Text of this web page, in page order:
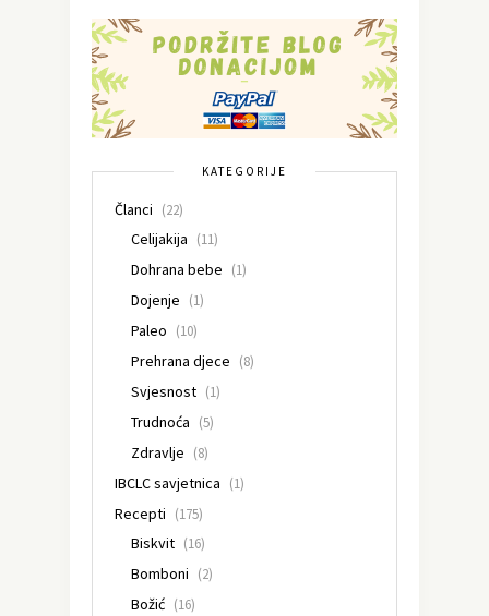
KATEGORIJE
Članci (22)
Celijakija (11)
Dohrana bebe (1)
Dojenje (1)
Paleo (10)
Prehrana djece (8)
Svjesnost (1)
Trudnoća (5)
Zdravlje (8)
IBCLC savjetnica (1)
Recepti (175)
Biskvit (16)
Bomboni (2)
Božić (16)